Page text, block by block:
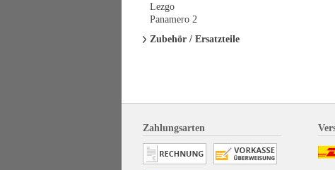
Lezgo
Panamero 2
Zubehör / Ersatzteile
Zahlungsarten